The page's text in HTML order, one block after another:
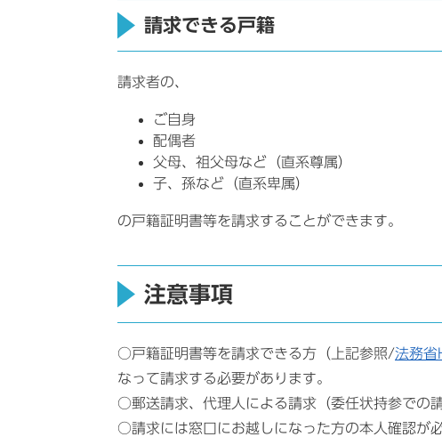
請求できる戸籍
請求者の、
ご自身
配偶者
父母、祖父母など（直系尊属）
子、孫など（直系卑属）
の戸籍証明書等を請求することができます。
注意事項
○戸籍証明書等を請求できる方（上記参照/法務省
なって請求する必要があります。
○郵送請求、代理人による請求（委任状持参での
○請求には窓口にお越しになった方の本人確認が